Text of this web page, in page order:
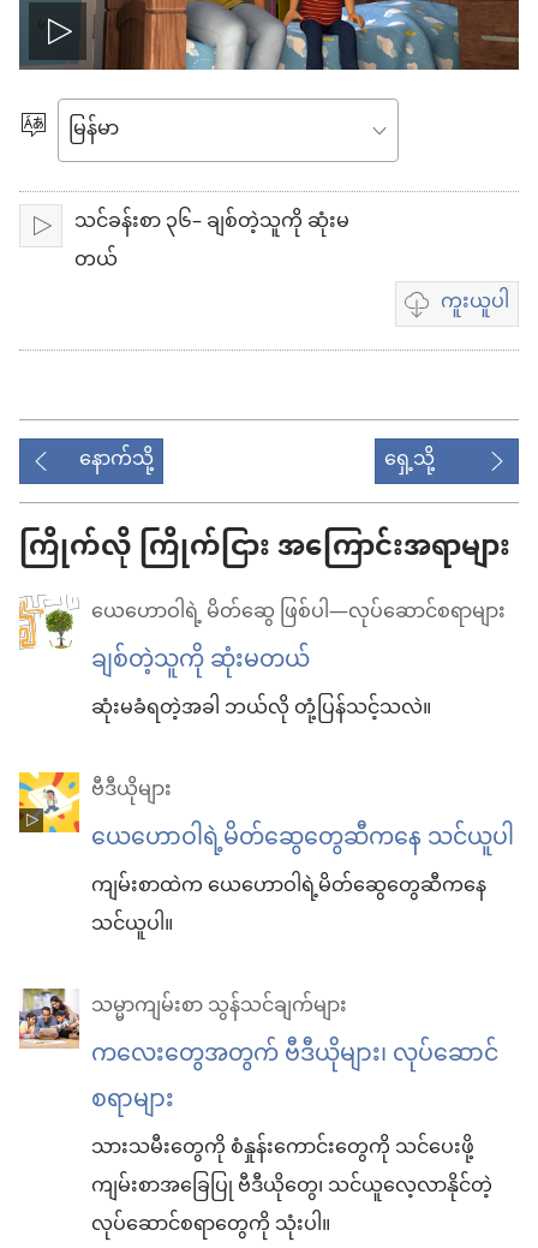
ဗီ
ဒီ
ယို
ဖွ
ဘာသာစကား
ရွေးချယ်
ပါ
ဖွင့် သင်ခန်းစာ ၃၆– ချစ်တဲ့သူကို ဆုံးမ
တယ်
ကူးယူပါ
ဗီဒီယို
ကူး
ရာ
မှာ
ရွေးချယ်
စရာ
များ
နောက်သို့ ရှေ့သို့
ကြိုက်လို ကြိုက်ငြား အကြောင်းအရာများ
ယေဟောဝါရဲ့ မိတ်ဆွေ ဖြစ်ပါ—လုပ်ဆောင်စရာများ
ချစ်တဲ့သူကို ဆုံးမတယ်
ဆုံးမခံရတဲ့အခါ ဘယ်လို တုံ့ပြန်သင့်သလဲ။
ဗီဒီယိုများ
ယေဟောဝါရဲ့မိတ်ဆွေတွေဆီကနေ သင်ယူပါ
ကျမ်းစာထဲက ယေဟောဝါရဲ့မိတ်ဆွေတွေဆီကနေ
သင်ယူပါ။
သမ္မာကျမ်းစာ သွန်သင်ချက်များ
ကလေးတွေအတွက် ဗီဒီယိုများ၊ လုပ်ဆောင်
စရာများ
သားသမီးတွေကို စံနှုန်းကောင်းတွေကို သင်ပေးဖို့
ကျမ်းစာအခြေပြု ဗီဒီယိုတွေ၊ သင်ယူလေ့လာနိုင်တဲ့
လုပ်ဆောင်စရာတွေကို သုံးပါ။